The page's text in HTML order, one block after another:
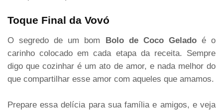
Toque Final da Vovó
O segredo de um bom Bolo de Coco Geladoé o
carinho colocado em cada etapa da receita. Sempre
digo que cozinhar é um ato de amor, e nada melhor do
que compartilhar esse amor com aqueles que amamos.
Prepare essa delícia para sua família e amigos, e veja